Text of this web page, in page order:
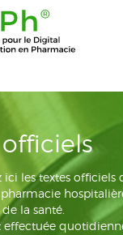
ici les textes officiels
la santé.
effectuée